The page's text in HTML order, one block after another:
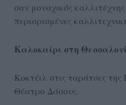
σαν μοναχικός
περιορισμένες
Καλοκαίρι στη
Κοκτέιλ στις ταράτσες
Θέατρο Δάσους.